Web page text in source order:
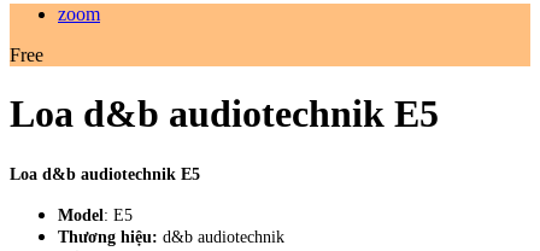
zoom
Free
Loa d&b audiotechnik E5
Loa d&b audiotechnik E5
Model: E5
Thương hiệu: d&b audiotechnik